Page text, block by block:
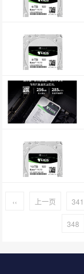
‹‹ 上一页 341
348